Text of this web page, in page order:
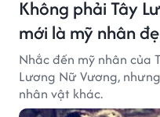
Không phải Tây
mới là mỹ nhân
Nhắc đến mỹ nhân của
Lương Nữ Vương,
nhân vật khác.